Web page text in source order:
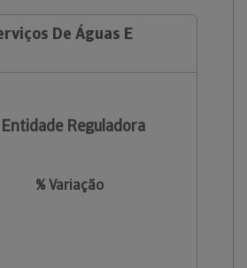
De Águas E
Entidade Reguladora
% Variação